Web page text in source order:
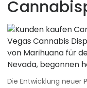
Die Entwicklung neuer